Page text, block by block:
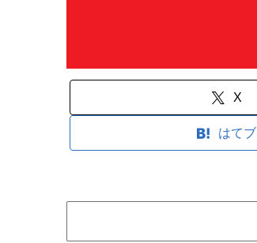
X
はてブ